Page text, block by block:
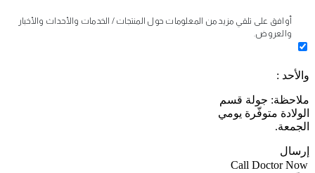
أوافق على تلقي مزيد من المعلومات حول المنتجات / الخدمات والأحداث والأخبار
والعروض.
والأحد :
ملاحظة: جولة قسم
الولادة متوفّرة يومي
الجمعة.
إرسال
Call Doctor Now